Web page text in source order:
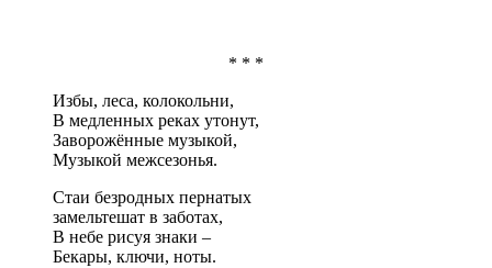
* * *
Избы, леса, колокольни,
В медленных реках утонут,
Заворожённые музыкой,
Музыкой межсезонья.
Стаи безродных пернатых
замельтешат в заботах,
В небе рисуя знаки –
Бекары, ключи, ноты.